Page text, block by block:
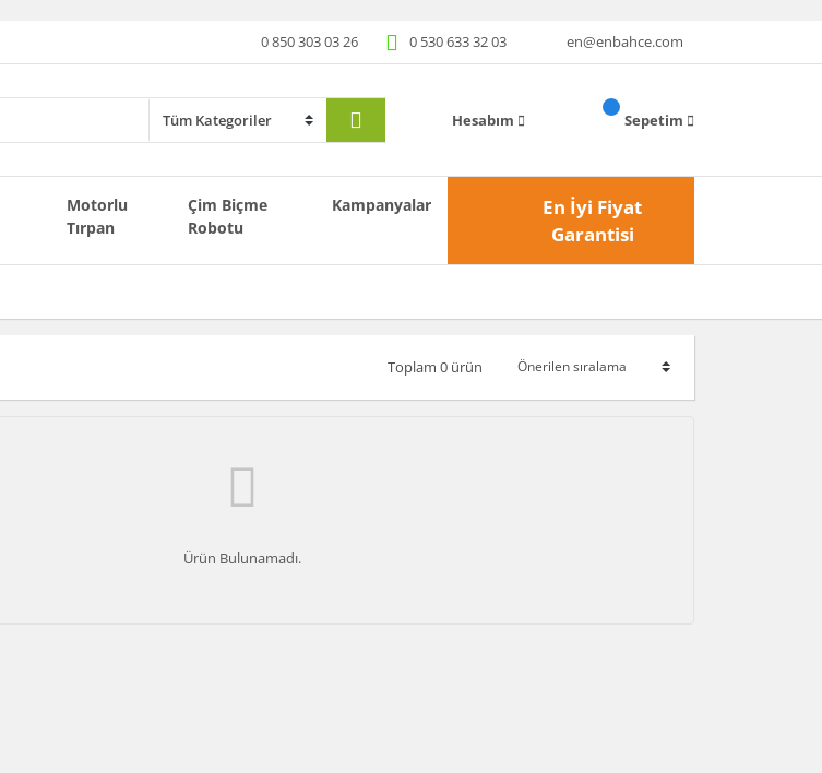
0 850 303 03 26 0 530 633 32 03 en@enbahce.com
Hesabım Sepetim
Motorlu
Tırpan
Çim Biçme
Robotu
Kampanyalar
En İyi Fiyat
Garantisi
Toplam 0 ürün
Ürün Bulunamadı.